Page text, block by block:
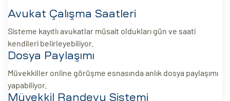
Avukat Çalışma Saatleri
Sisteme kayıtlı avukatlar müsait oldukları gün ve saati
kendileri belirleyebiliyor.
Dosya Paylaşımı
Müvekkiller online görüşme esnasında anlık dosya paylaşımı
yapabiliyor.
Müvekkil Randevu Sistemi